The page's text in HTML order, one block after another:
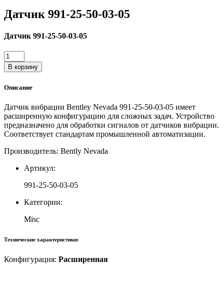
Датчик 991-25-50-03-05
Датчик 991-25-50-03-05
Количество
товара
Датчик
25-
03-
05
В корзину
Описание
Датчик вибрации Bentley Nevada 991-25-50-03-05 имеет
расширенную конфигурацию для сложных задач. Устройство
предназначено для обработки сигналов от датчиков вибрации.
Соответствует стандартам промышленной автоматизации.
Производитель: Bently Nevada
Артикул:
991-25-50-03-05
Категории:
Misc
Технические характеристики:
Конфигурация: Расширенная